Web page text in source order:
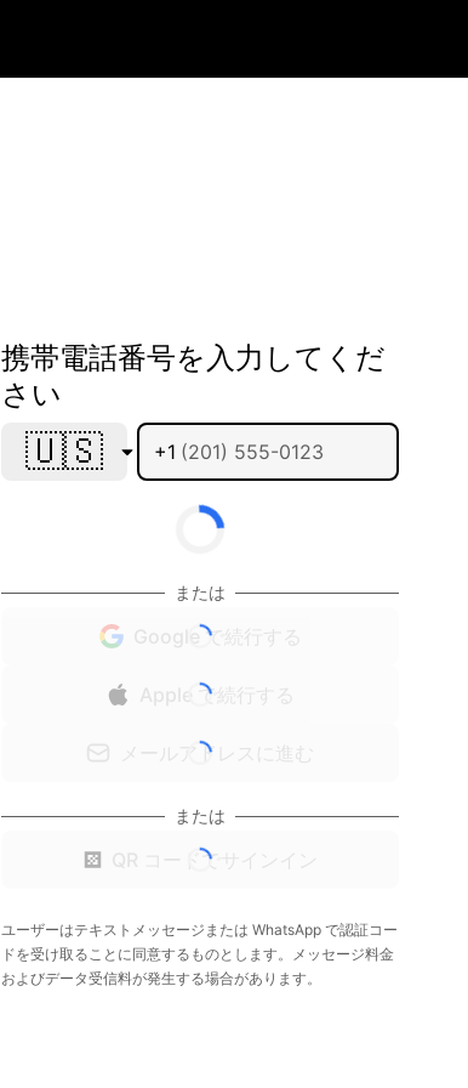
携帯電話番号を入力してくだ
さい
🇺🇸 +1
または
Google で続行する
Apple で続行する
メールアドレスに進む
または
QR コードでサインイン
ユーザーはテキストメッセージまたは WhatsApp で認証コー
ドを受け取ることに同意するものとします。メッセージ料金
およびデータ受信料が発生する場合があります。